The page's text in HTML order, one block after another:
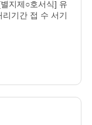
지제○호서식] 유
기간 접 수 서기